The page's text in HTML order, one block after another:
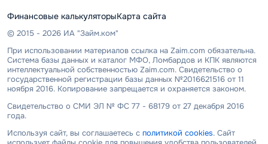
Финансовые калькуляторыКарта сайта
© 2015 - 2026 ИА "Займ.ком"
При использовании материалов ссылка на Zaim.com обязательна.
Система базы данных и каталог МФО, Ломбардов и КПК являются
интеллектуальной собственностью Zaim.com. Свидетельство о
государственной регистрации базы данных №2016621516 от 11
ноября 2016. Копирование запрещается и охраняется законом.
Свидетельство о СМИ ЭЛ № ФС 77 - 68179 от 27 декабря 2016
года.
Используя сайт, вы соглашаетесь с политикой cookies. Сайт